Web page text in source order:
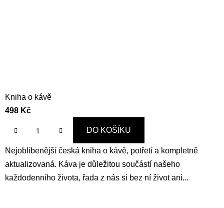
Kniha o kávě
498 Kč
DO KOŠÍKU
Nejoblíbenější česká kniha o kávě, potřetí a kompletně
aktualizovaná. Káva je důležitou součástí našeho
každodenního života, řada z nás si bez ní život ani...